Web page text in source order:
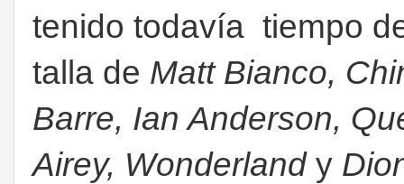
tenido todavía tiempo
talla de Matt Bianco,
Barre, Ian Anderson,
Airey, Wonderlandy